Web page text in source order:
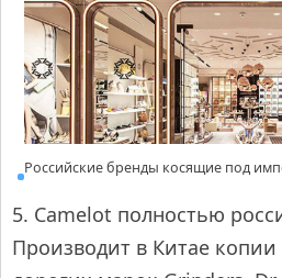
Российские бренды косящие под
5. Camelot полностью
Производит в Китае